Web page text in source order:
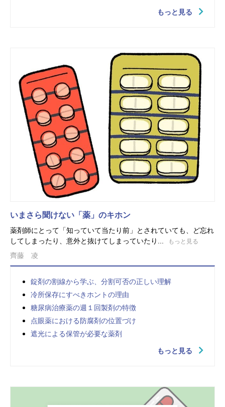
もっと見る
いまさら聞けない「薬」のキホン
薬剤師にとって「知っていて当たり前」とされていても、ど忘れ
してしまったり、意外と抜けてしまっていたり...
もっと見る
齊藤 凌
錠剤の割線から学ぶ、分割可否の正しい理解
冷所保存にすべきホントの理由
糖尿病治療薬の週１回製剤の特徴
点眼薬における防腐剤の位置づけ
遮光による保管が必要な薬剤
もっと見る